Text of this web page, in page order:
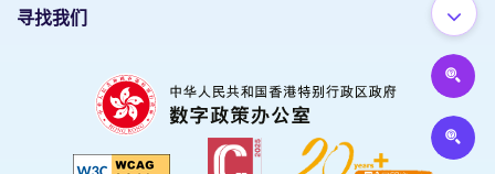
寻找我们